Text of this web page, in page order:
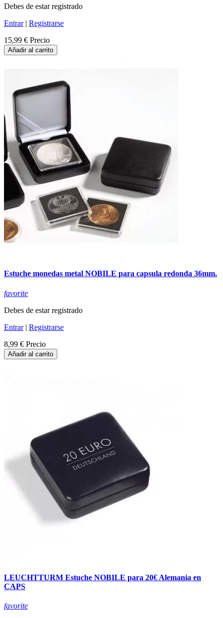
Debes de estar registrado
Entrar| Registrarse
15,99 € Precio
Añadir al carrito
Estuche monedas metal NOBILE para capsula redonda 36mm.
favorite
Debes de estar registrado
Entrar| Registrarse
8,99 € Precio
Añadir al carrito
LEUCHTTURM Estuche NOBILE para 20€ Alemania en
CAPS
favorite